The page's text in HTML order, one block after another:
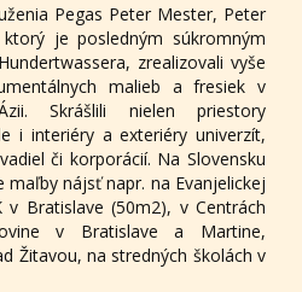
Pegas Peter Mester, Peter
je posledným súkromným
zrealizovali vyše
malieb a fresiek v
Skrášlili nielen priestory
i interiéry a exteriéry univerzít,
či korporácií. Na Slovensku
nájsť napr. na Evanjelickej
Bratislave (50m2), v Centrách
v Bratislave a Martine,
Žitavou, na stredných školách v